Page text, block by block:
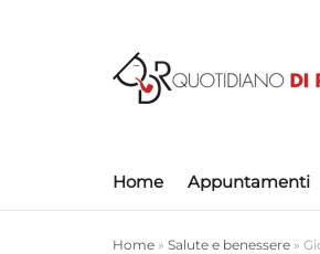
Home Appuntamenti
Home » Salute e benessere »